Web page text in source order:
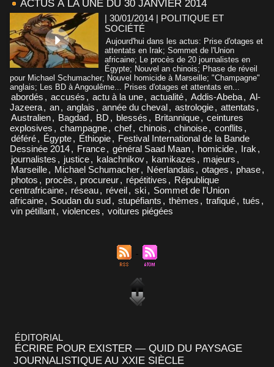
ACTUS À LA UNE DU 30 JANVIER 2014
| 30/01/2014 | POLITIQUE ET
SOCIÉTÉ
Aujourd'hui dans les actus: Prise d'otages et
attentats en Irak; Sommet de l'Union
africaine; Le procès de 20 journalistes en
Égypte; Nouvel an chinois; Phase de réveil
pour Michael Schumacher; Nouvel homicide à Marseille; "Champagne"
anglais; Les BD à Angoulême... Prises d'otages et attentats en...
abordés , accusés , actu à la une, actualité, Addis-Abeba, Al-
Jazeera, an, anglais , année du cheval, astrologie, attentats ,
Australien, Bagdad, BD , blessés , Britannique, ceintures
explosives , champagne, chef, chinois , chinoise, conflits ,
déféré, Égypte, Éthiopie, Festival International de la Bande
Dessinée 2014, France, général Saad Maan, homicide, Irak ,
journalistes , justice, kalachnikov, kamikazes , majeurs ,
Marseille, Michael Schumacher, Néerlandais , otages , phase,
photos , procès , procureur, répétitives , République
centrafricaine, réseau, réveil, ski, Sommet de l'Union
africaine, Soudan du sud, stupéfiants , thèmes , trafiqué, tués ,
vin pétillant, violences , voitures piégées
ÉDITORIAL
ÉCRIRE POUR EXISTER — QUID DU PAYSAGE
JOURNALISTIQUE AU XXIE SIÈCLE